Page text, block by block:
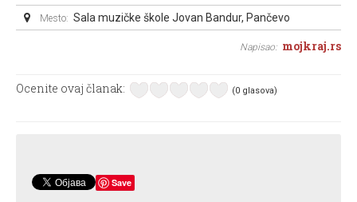
Mesto: Sala muzičke škole Jovan Bandur, Pančevo
Napisao: mojkraj.rs
Ocenite ovaj članak: (0 glasova)
Save